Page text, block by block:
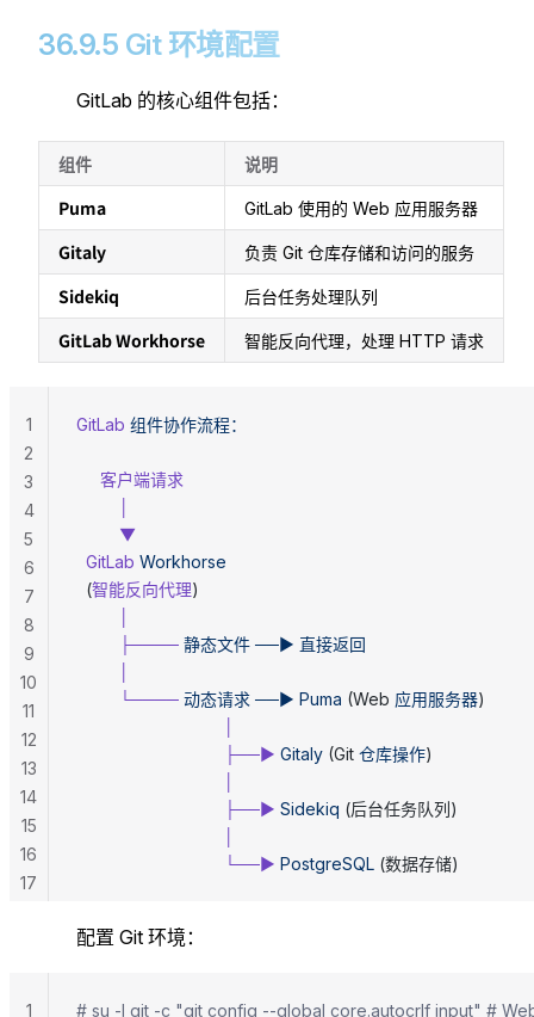
36.9.5 Git 环境配置
GitLab 的核心组件包括：
组件 说明
Puma GitLab 使用的 Web 应用服务器
Gitaly 负责 Git 仓库存储和访问的服务
Sidekiq 后台任务处理队列
GitLab Workhorse 智能反向代理，处理 HTTP 请求
GitLab 组件协作流程：
     客户端请求
         ▼
  GitLab
Workhorse
  (
智能反向代理)
         ├────
静态文件 ──► 直接返回
         └────
动态请求 ──► Puma (Web 应用服务器)
                               ├──►
Gitaly (Git 仓库操作)
                               ├──►
Sidekiq (后台任务队列)
                               └──►
PostgreSQL (数据存储)
1
2
3
4
5
6
7
8
9
10
11
12
13
14
15
16
17
配置 Git 环境：
# su -l git -c "git config --global core.autocrlf input" #
1